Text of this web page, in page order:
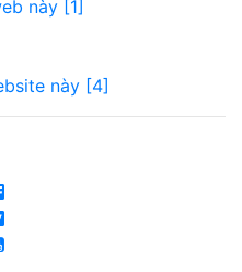
này [1]
này [4]